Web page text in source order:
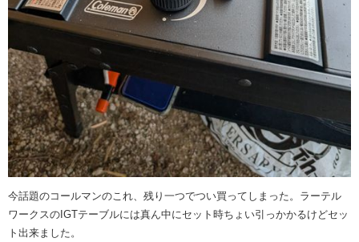
今話題のコールマンのこれ、残り一つでつい買ってしまった。ラーテル
ワークスのIGTテーブルには真ん中にセット時ちょい引っかかるけどセッ
ト出来ました。